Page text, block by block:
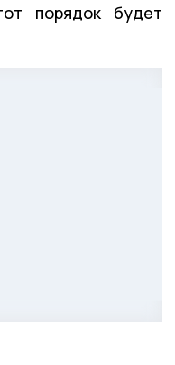
порядок будет